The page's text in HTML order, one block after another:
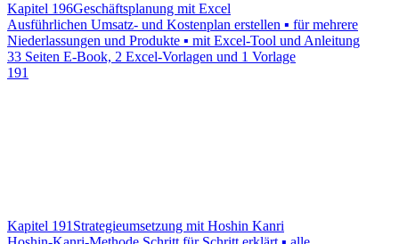
Kapitel 196Geschäftsplanung mit Excel
Ausführlichen Umsatz- und Kostenplan erstellen ▪ für mehrere
Niederlassungen und Produkte ▪ mit Excel-Tool und Anleitung
33 Seiten E-Book, 2 Excel-Vorlagen und 1 Vorlage
191
Kapitel 191 Strategieumsetzung mit Hoshin Kanri